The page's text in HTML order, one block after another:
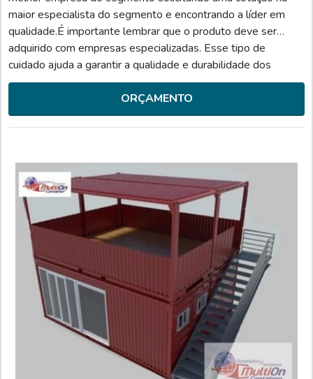
maior especialista do segmento e encontrando a líder em
qualidade.É importante lembrar que o produto deve ser
adquirido com empresas especializadas. Esse tipo de
cuidado ajuda a garantir a qualidade e durabilidade dos
materiais, além de evitar prejuízos com substituições
frequentes de peças defeituosas. Assim, é possível poupar
ga...
ORÇAMENTO